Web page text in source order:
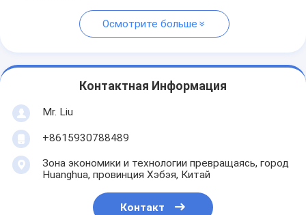
Осмотрите больше
Контактная Информация
Mr. Liu
+8615930788489
Зона экономики и технологии превращаясь, город
Huanghua, провинция Хэбэя, Китай
Контакт